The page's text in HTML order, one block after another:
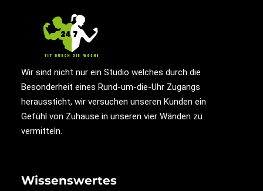
Wir sind nicht nur ein Studio welches durch die
Besonderheit eines Rund-um-die-Uhr Zugangs
heraussticht, wir versuchen unseren Kunden ein
Gefühl von Zuhause in unseren vier Wänden zu
vermitteln.
Wissenswertes